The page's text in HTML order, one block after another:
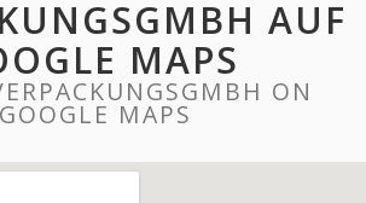
AUF
MAPS
ON
GOOGLE MAPS